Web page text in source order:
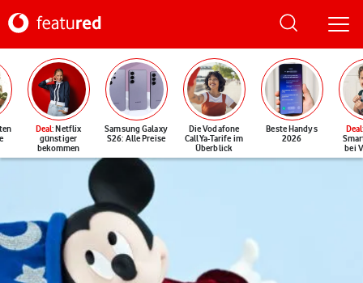
Deal: Netflix
günstiger
bekommen
Samsung Galaxy
S26: Alle Preise
Die Vodafone
CallYa-Tarife im
Überblick
Beste Handys
2026
Deal
bei